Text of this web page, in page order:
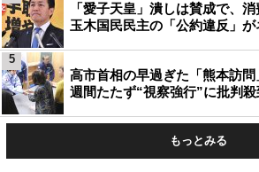
「愛子天皇」潰しは賛成で、
玉木国民民主の「公約違反」が
高市首相の早過ぎた「熊本訪
週間たたず“視察強行”に批判
5
もっとみる